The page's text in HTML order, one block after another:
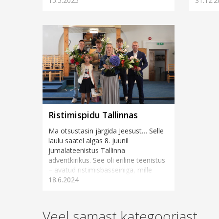
Ristimispidu Tallinnas
Ma otsustasin järgida Jeesust… Selle
laulu saatel algas 8. juunil
jumalateenistus Tallinna
adventkirikus. See oli eriline teenistus
– avatud ristimisbasseiniga, mille
ä&au...
18.6.2024